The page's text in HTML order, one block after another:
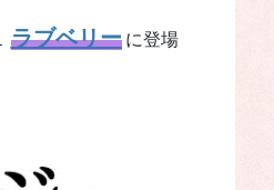
ラブベリー に登場